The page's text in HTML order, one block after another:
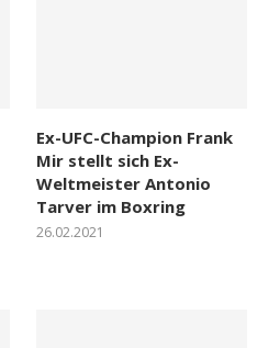
Ex-UFC-Champion Frank
Mir stellt sich Ex-
Weltmeister Antonio
Tarver im Boxring
26.02.2021